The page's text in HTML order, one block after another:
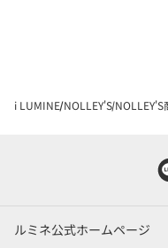
i LUMINE NOLLEY'S
ルミネ公式ホームページ